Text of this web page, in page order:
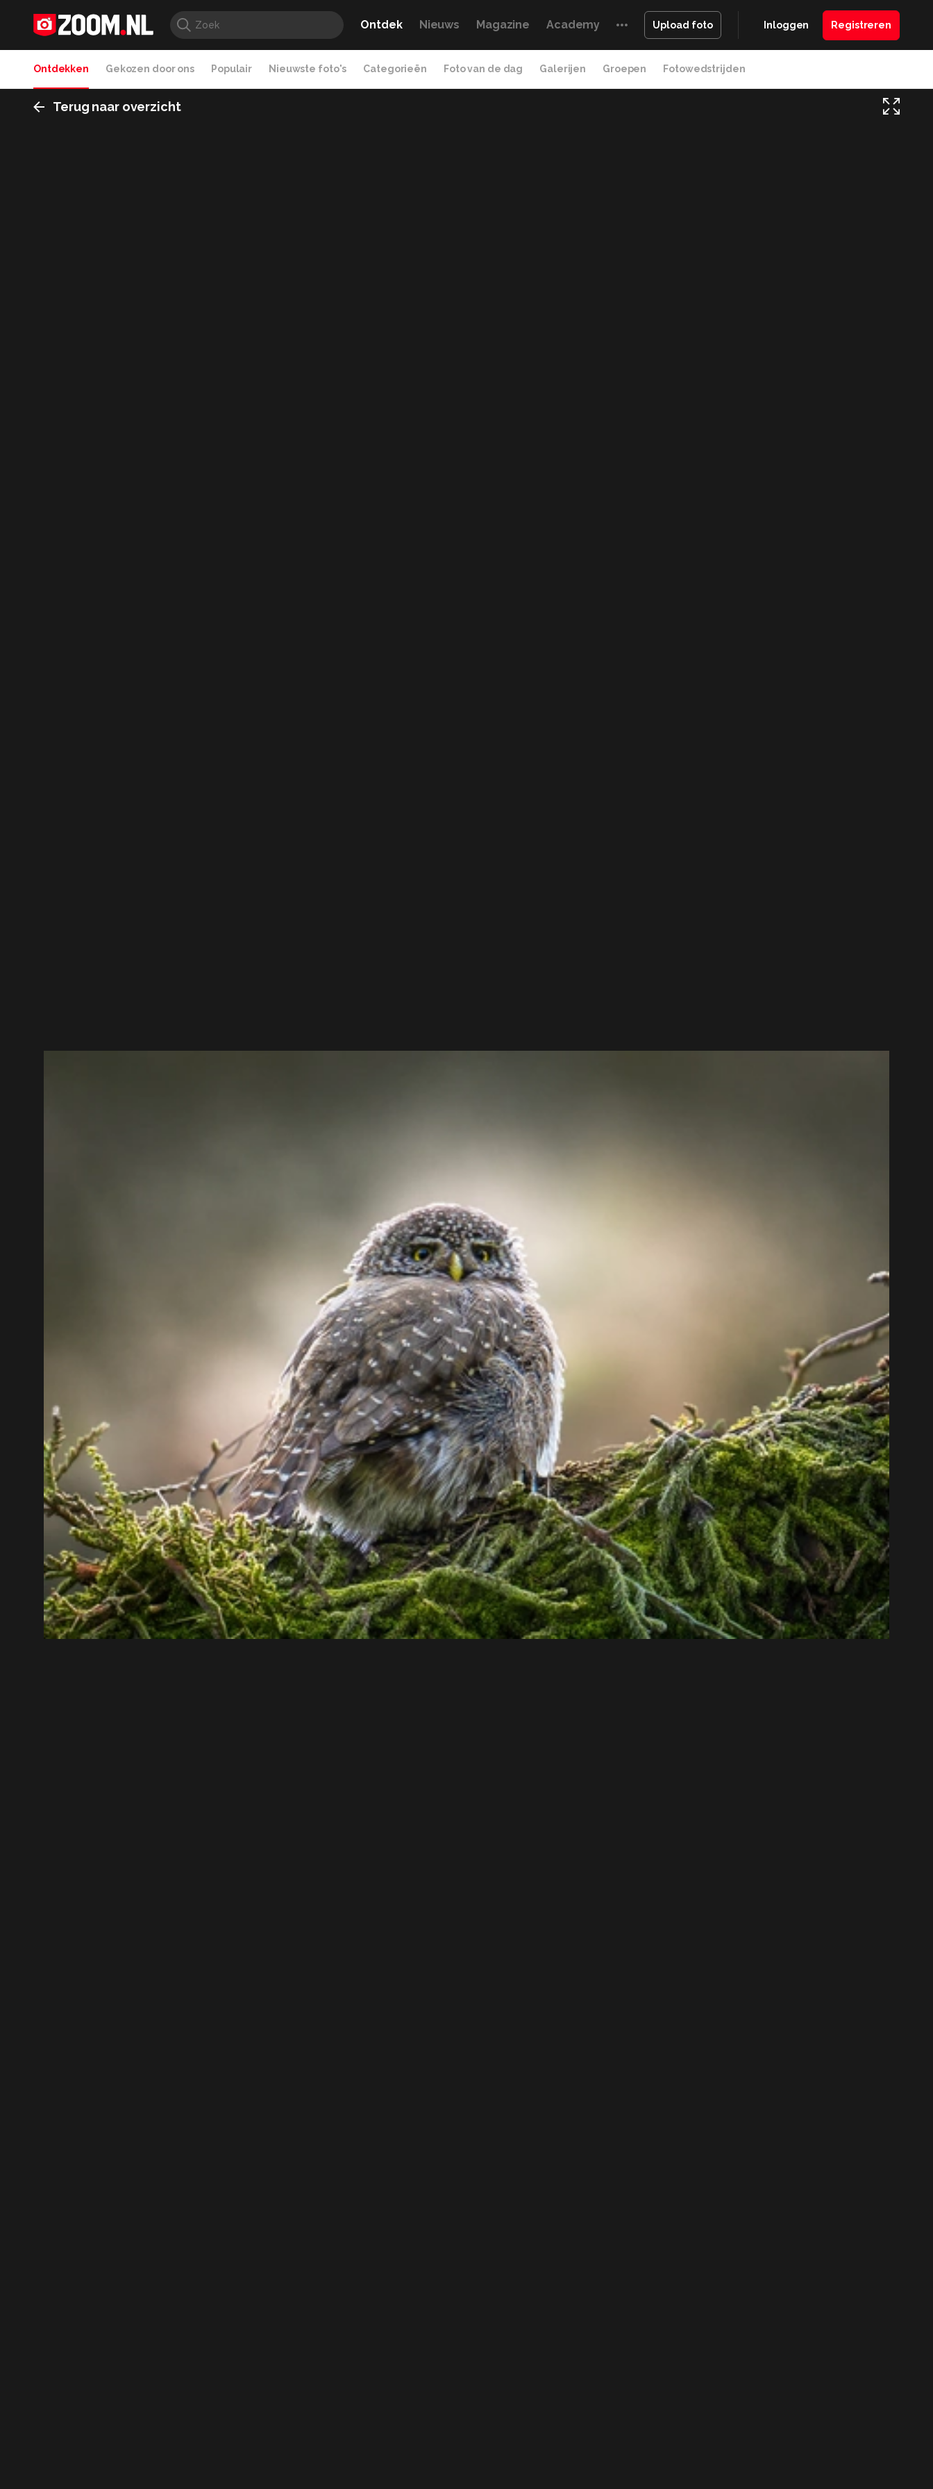
Ontdek Nieuws Magazine Academy Upload foto Inloggen Registreren
Ontdekken Gekozen door ons Populair Nieuwste foto's Categorieën Foto van de dag Galerijen Groepen Fotowedstrijden
Terug naar overzicht